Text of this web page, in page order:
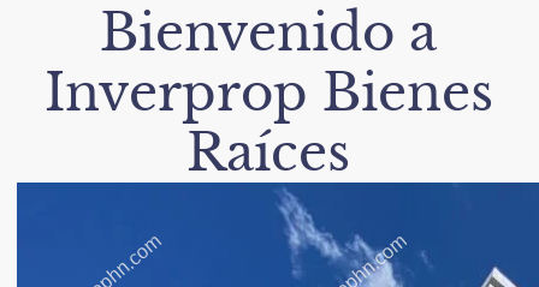
Bienvenido a
Inverprop Bienes
Raíces​